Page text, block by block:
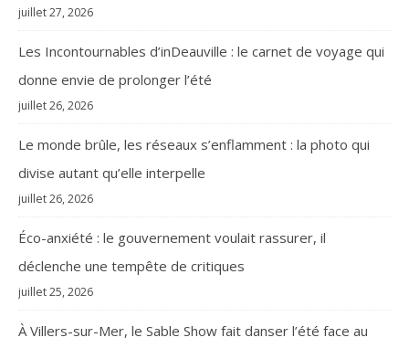
juillet 27, 2026
Les Incontournables d’inDeauville : le carnet de voyage qui
donne envie de prolonger l’été
juillet 26, 2026
Le monde brûle, les réseaux s’enflamment : la photo qui
divise autant qu’elle interpelle
juillet 26, 2026
Éco-anxiété : le gouvernement voulait rassurer, il
déclenche une tempête de critiques
juillet 25, 2026
À Villers-sur-Mer, le Sable Show fait danser l’été face au